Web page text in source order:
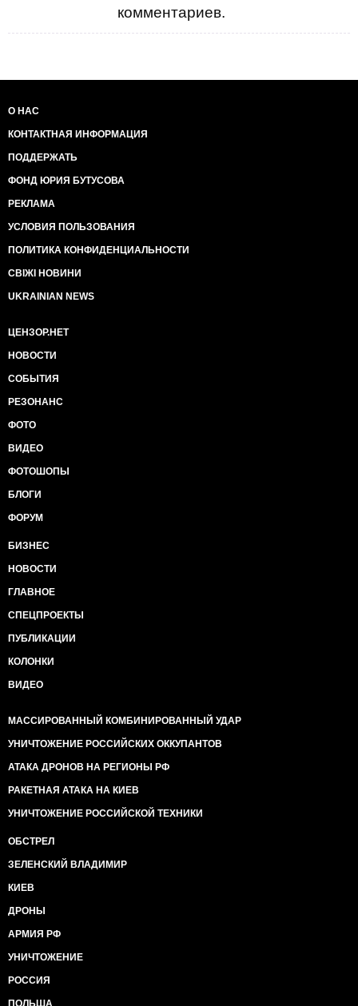
комментариев.
О НАС
КОНТАКТНАЯ ИНФОРМАЦИЯ
ПОДДЕРЖАТЬ
ФОНД ЮРИЯ БУТУСОВА
РЕКЛАМА
УСЛОВИЯ ПОЛЬЗОВАНИЯ
ПОЛИТИКА КОНФИДЕНЦИАЛЬНОСТИ
СВІЖІ НОВИНИ
UKRAINIAN NEWS
ЦЕНЗОР.НЕТ
НОВОСТИ
СОБЫТИЯ
РЕЗОНАНС
ФОТО
ВИДЕО
ФОТОШОПЫ
БЛОГИ
ФОРУМ
БИЗНЕС
НОВОСТИ
ГЛАВНОЕ
СПЕЦПРОЕКТЫ
ПУБЛИКАЦИИ
КОЛОНКИ
ВИДЕО
МАССИРОВАННЫЙ КОМБИНИРОВАННЫЙ УДАР
УНИЧТОЖЕНИЕ РОССИЙСКИХ ОККУПАНТОВ
АТАКА ДРОНОВ НА РЕГИОНЫ РФ
РАКЕТНАЯ АТАКА НА КИЕВ
УНИЧТОЖЕНИЕ РОССИЙСКОЙ ТЕХНИКИ
ОБСТРЕЛ
ЗЕЛЕНСКИЙ ВЛАДИМИР
КИЕВ
ДРОНЫ
АРМИЯ РФ
УНИЧТОЖЕНИЕ
РОССИЯ
ПОЛЬША